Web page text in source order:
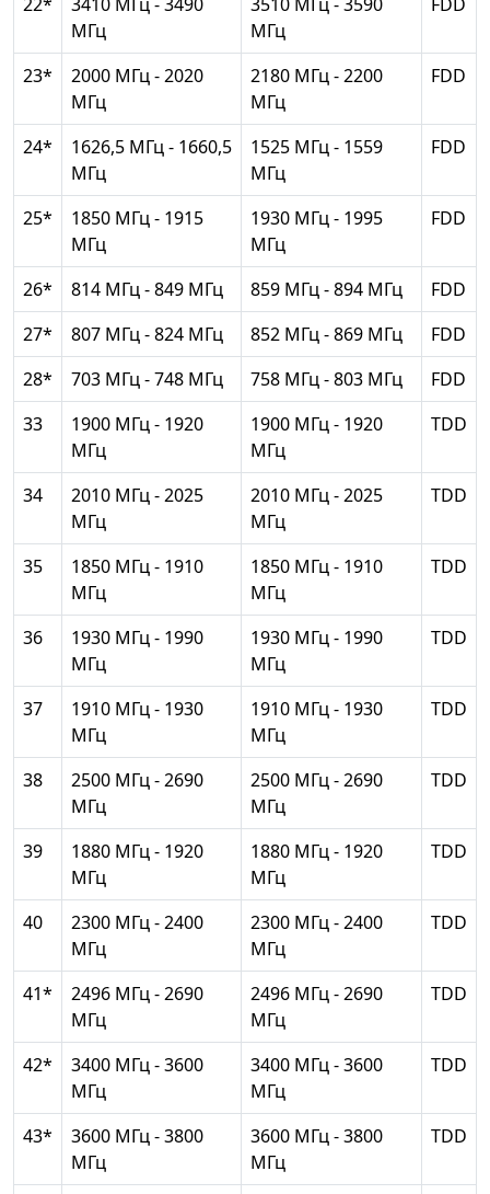
22*
3410 МГц - 3490
МГц
3510 МГц - 3590
МГц
FDD
23*
2000 МГц - 2020
МГц
2180 МГц - 2200
МГц
FDD
24*
1626,5 МГц - 1660,5
МГц
1525 МГц - 1559
МГц
FDD
25*
1850 МГц - 1915
МГц
1930 МГц - 1995
МГц
FDD
26* 814 МГц - 849 МГц 859 МГц - 894 МГц
FDD
27*
807 МГц - 824 МГц 852 МГц - 869 МГц
FDD
28*
703 МГц - 748 МГц 758 МГц - 803 МГц
FDD
33
1900 МГц - 1920
МГц
1900 МГц - 1920
МГц
TDD
34
2010 МГц - 2025
МГц
2010 МГц - 2025
МГц
TDD
35
1850 МГц - 1910
МГц
1850 МГц - 1910
МГц
TDD
36
1930 МГц - 1990
МГц
1930 МГц - 1990
МГц
TDD
37
1910 МГц - 1930
МГц
1910 МГц - 1930
МГц
TDD
38
2500 МГц - 2690
МГц
2500 МГц - 2690
МГц
TDD
39
1880 МГц - 1920
МГц
1880 МГц - 1920
МГц
TDD
40
2300 МГц - 2400
МГц
2300 МГц - 2400
МГц
TDD
41*
2496 МГц - 2690
МГц
2496 МГц - 2690
МГц
TDD
42*
3400 МГц - 3600
МГц
3400 МГц - 3600
МГц
TDD
43*
3600 МГц - 3800
МГц
3600 МГц - 3800
МГц
TDD